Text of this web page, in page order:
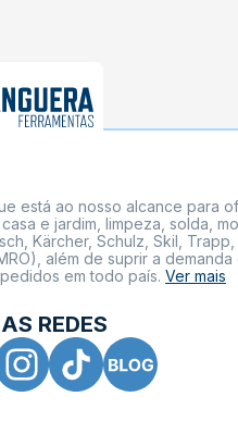
está ao nosso alcance para
e jardim, limpeza, solda,
Kärcher, Schulz, Skil,
além de suprir a
em todo país. Ver mais
REDES